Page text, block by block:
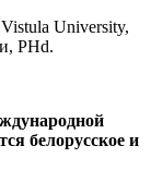
University,
PHd.
белорусское и